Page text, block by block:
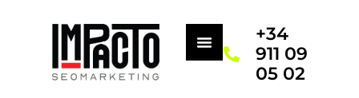
+34
911 09
05 02